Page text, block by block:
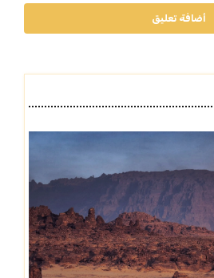
أضافة تعليق